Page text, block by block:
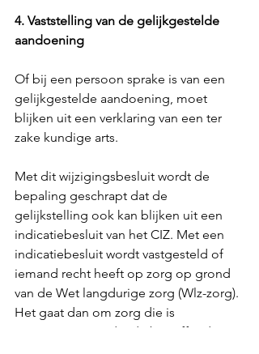
4. Vaststelling van de gelijkgestelde
aandoening
Of bij een persoon sprake is van een
gelijkgestelde aandoening, moet
blijken uit een verklaring van een ter
zake kundige arts.
Met dit wijzigingsbesluit wordt de
bepaling geschrapt dat de
gelijkstelling ook kan blijken uit een
indicatiebesluit van het CIZ. Met een
indicatiebesluit wordt vastgesteld of
iemand recht heeft op zorg op grond
van de Wet langdurige zorg (Wlz-zorg).
Het gaat dan om zorg die is
aangewezen omdat de betreffende